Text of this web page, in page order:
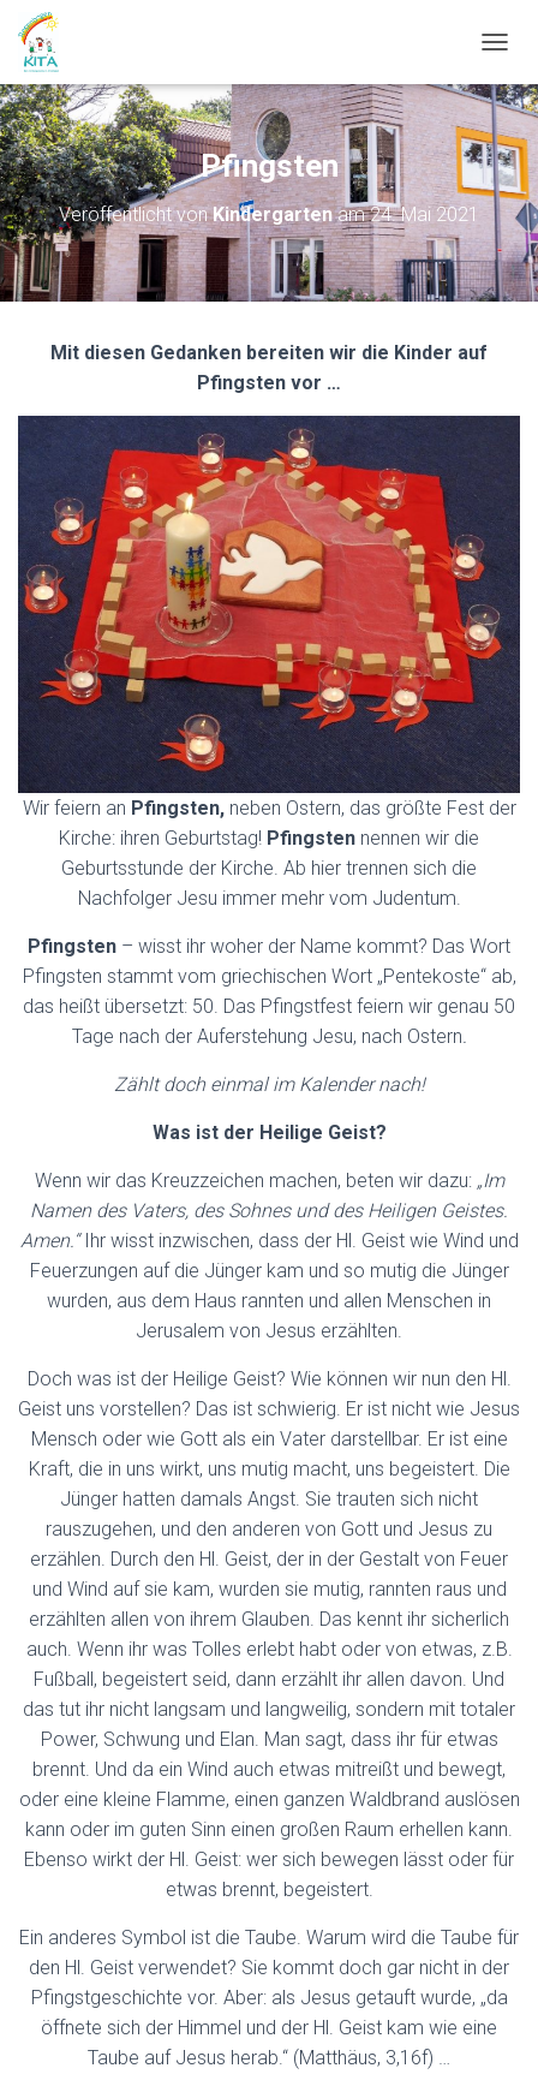
A
V
G
A
T
O
N
U
Pfingsten
Veröffentlicht vonKindergartenam24. Mai 2021
Mit diesen Gedanken bereiten wir die Kinder auf
Pfingsten vor …
Wir feiern an Pfingsten,neben Ostern, das größte Fest der
Kirche: ihren Geburtstag! Pfingsten nennen wir die
Geburtsstunde der Kirche. Ab hier trennen sich die
Nachfolger Jesu immer mehr vom Judentum.
Pfingsten – wisst ihr woher der Name kommt? Das Wort
Pfingsten stammt vom griechischen Wort „Pentekoste“ ab,
das heißt übersetzt: 50. Das Pfingstfest feiern wir genau 50
Tage nach der Auferstehung Jesu, nach Ostern
Zählt doch einmal im Kalender nach!
Was ist der Heilige Geist?
Wenn wir das Kreuzzeichen machen, beten wir dazu: „Im
Namen des Vaters, des Sohnes und des Heiligen Geistes.
Amen.“ Ihr wisst inzwischen, dass der Hl. Geist wie Wind und
Feuerzungen auf die Jünger kam und so mutig die Jünger
wurden, aus dem Haus rannten und allen Menschen in
Jerusalem von Jesus erzählten.
Doch was ist der Heilige Geist? Wie können wir nun den Hl.
Geist uns vorstellen? Das ist schwierig. Er ist nicht wie Jesus
Mensch oder wie Gott als ein Vater darstellbar. Er ist eine
Kraft, die in uns wirkt, uns mutig macht, uns begeistert. Die
Jünger hatten damals Angst. Sie trauten sich nicht
rauszugehen, und den anderen von Gott und Jesus zu
erzählen. Durch den Hl. Geist, der in der Gestalt von Feuer
und Wind auf sie kam, wurden sie mutig, rannten raus und
erzählten allen von ihrem Glauben. Das kennt ihr sicherlich
auch. Wenn ihr was Tolles erlebt habt oder von etwas, z.B.
Fußball, begeistert seid, dann erzählt ihr allen davon. Und
das tut ihr nicht langsam und langweilig, sondern mit totaler
Power, Schwung und Elan. Man sagt, dass ihr für etwas
brennt. Und da ein Wind auch etwas mitreißt und bewegt,
oder eine kleine Flamme, einen ganzen Waldbrand auslösen
kann oder im guten Sinn einen großen Raum erhellen kann.
Ebenso wirkt der Hl. Geist: wer sich bewegen lässt oder für
etwas brennt, begeistert.
Ein anderes Symbol ist die Taube. Warum wird die Taube für
den Hl. Geist verwendet? Sie kommt doch gar nicht in der
Pfingstgeschichte vor. Aber: als Jesus getauft wurde, „da
öffnete sich der Himmel und der Hl. Geist kam wie eine
Taube auf Jesus herab.“ (Matthäus, 3,16f) …